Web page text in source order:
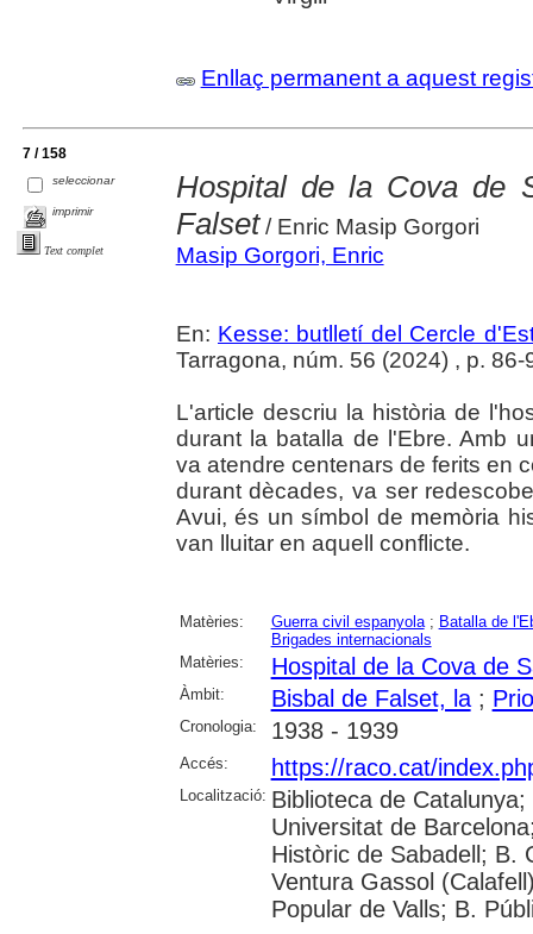
Enllaç permanent a aquest
7 / 158
seleccionar
imprimir
Text complet
Hospital de la Cova de
Falset/ Enric Masip Gorgori
Masip Gorgori, Enric
En: Kesse: butlletí del Cercle
Tarragona, núm. 56 (2024) , p. 86-
L'article descriu la història de
durant la batalla de l'Ebre. Amb
va atendre centenars de ferits en
durant dècades, va ser
Avui, és un símbol de memòria
van lluitar en aquell conflicte.
Matèries: Guerra civil espanyola; Batalla de
Brigades internacionals
Matèries:
Hospital de la Cova de
Àmbit: Bisbal de Falset, la;
Cronologia: 1938 - 1939
Accés: https://raco.cat/
Localització: Biblioteca de
Universitat de
Històric de Sabadell; B.
Ventura Gassol
Popular de Valls; B.